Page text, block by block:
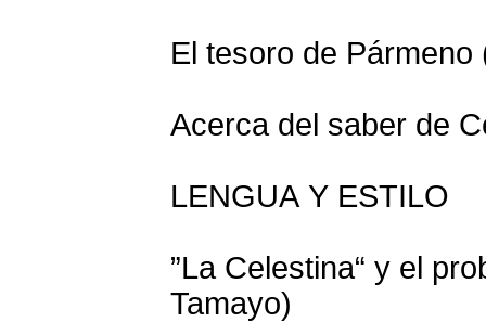
El tesoro de
Acerca del saber de
LENGUA Y ESTILO
”La Celestina“ y el
Tamayo)